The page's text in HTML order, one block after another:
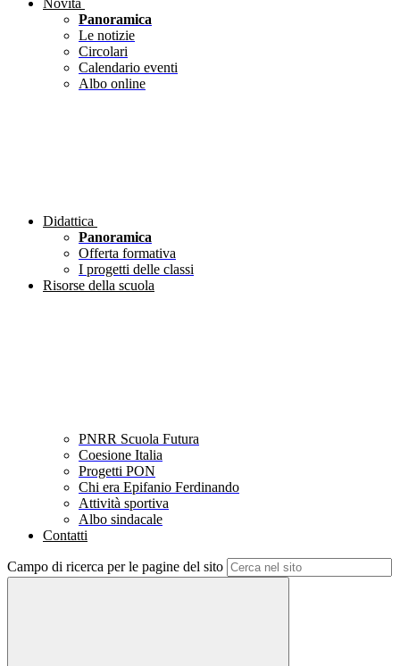
Novità
Panoramica
Le notizie
Circolari
Calendario eventi
Albo online
Didattica
Panoramica
Offerta formativa
I progetti delle classi
Risorse della scuola
PNRR Scuola Futura
Coesione Italia
Progetti PON
Chi era Epifanio Ferdinando
Attività sportiva
Albo sindacale
Contatti
Campo di ricerca per le pagine del sito